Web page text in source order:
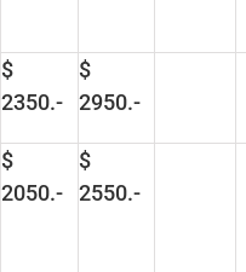
$
2350.-
$
2950.-
$
2050.-
$
2550.-